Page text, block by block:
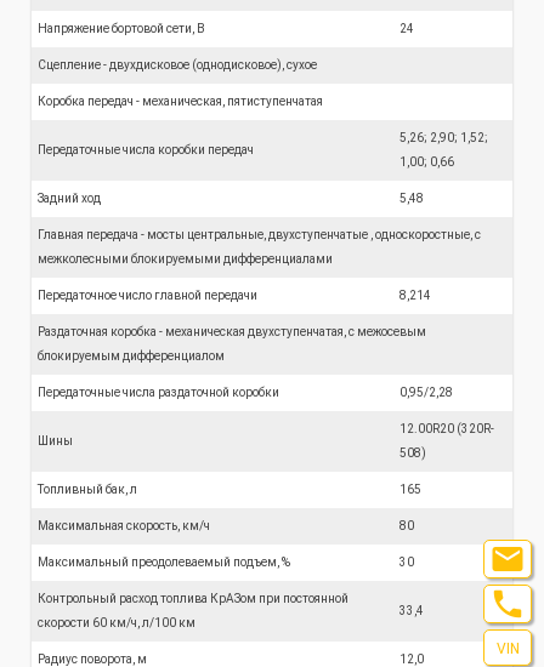
Напряжение бортовой сети, В 24
Сцепление - двухдисковое (однодисковое), сухое
Коробка передач - механическая, пятиступенчатая
Передаточные числа коробки передач
5,26; 2,90; 1,52;
1,00; 0,66
Задний ход 5,48
Главная передача - мосты центральные, двухступенчатые , односкоростные, с
межколесными блокируемыми дифференциалами
Передаточное число главной передачи 8,214
Раздаточная коробка - механическая двухступенчатая, с межосевым
блокируемым дифференциалом
Передаточные числа раздаточной коробки 0,95/2,28
Шины
12.00R20 (320R-
508)
Топливный бак, л 165
Максимальная скорость, км/ч 80
Максимальный преодолеваемый подъем, % 30
Контрольный расход топлива КрАЗом при постоянной
скорости 60 км/ч, л/100 км
33,4
Радиус поворота, м 12,0


VIN